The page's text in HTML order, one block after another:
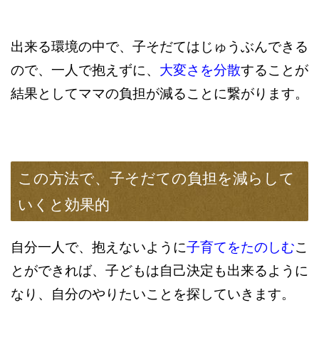
出来る環境の中で、子そだてはじゅうぶんできる
ので、一人で抱えずに、 大変さを分散することが
結果としてママの負担が減ることに繋がります。
この方法で、子そだての負担を減らして
いくと効果的
自分一人で、抱えないように子育てをたのしむこ
とができれば、子どもは自己決定も出来るように
なり、自分のやりたいことを探していきます。